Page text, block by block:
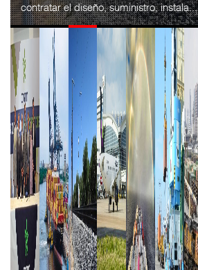
contratar el diseño, suministro, instala...